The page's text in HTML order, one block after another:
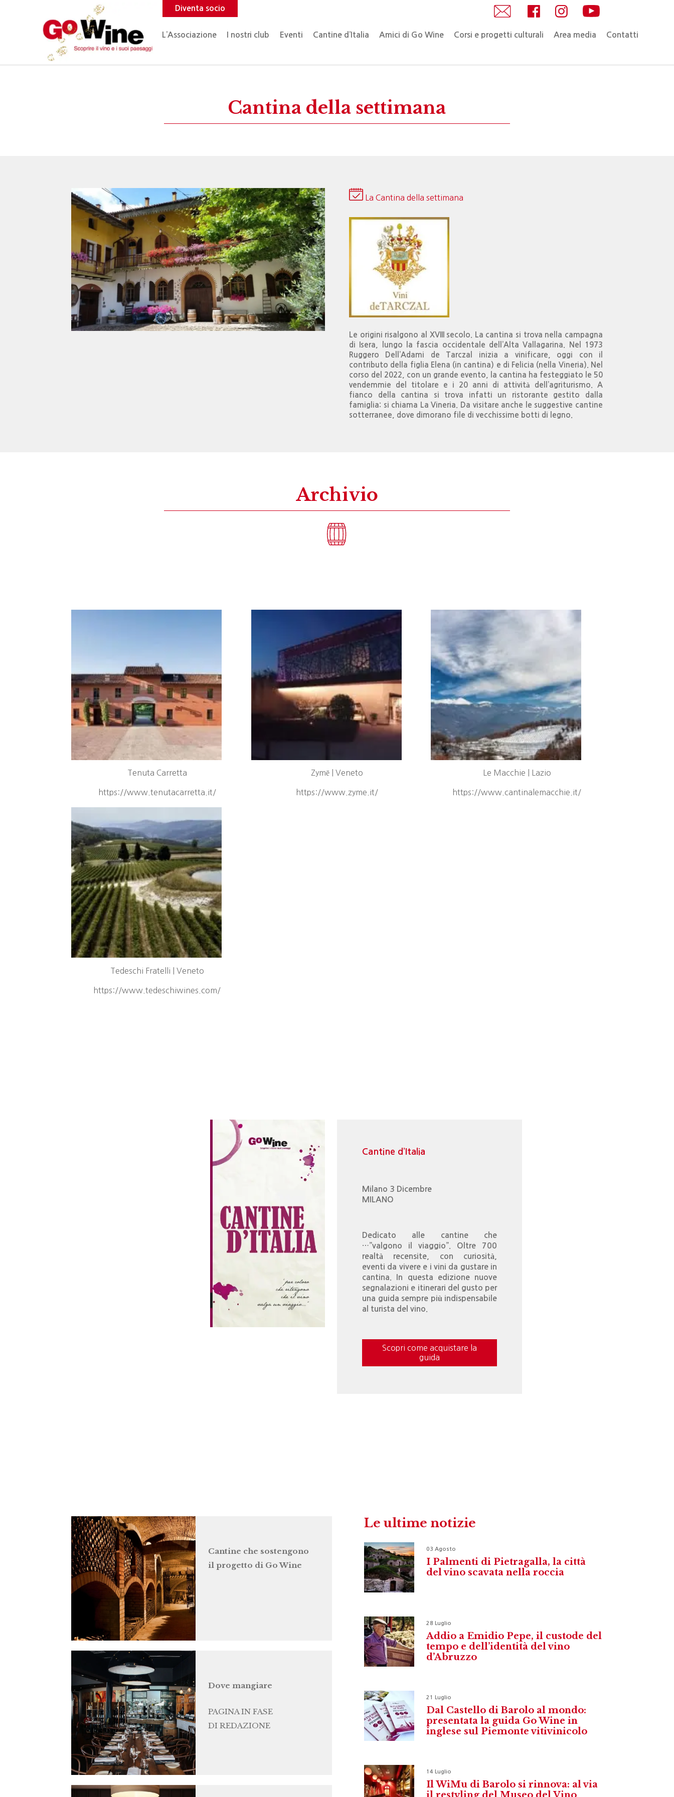
Diventa socio
L’Associazione I nostri club Eventi Cantine d’Italia Amici di Go Wine Corsi e progetti culturali Area media Contatti
Cantina della settimana
La Cantina della settimana
Le origini risalgono al XVIII secolo. La cantina si trova nella campagna
di Isera, lungo la fascia occidentale dell’Alta Vallagarina. Nel 1973
Ruggero Dell’Adami de Tarczal inizia a vinificare, oggi con il
contributo della figlia Elena (in cantina) e di Felicia (nella Vineria). Nel
corso del 2022, con un grande evento, la cantina ha festeggiato le 50
vendemmie del titolare e i 20 anni di attività dell’agriturismo. A
fianco della cantina si trova infatti un ristorante gestito dalla
famiglia: si chiama La Vineria. Da visitare anche le suggestive cantine
sotterranee, dove dimorano file di vecchissime botti di legno.
Archivio
Tenuta Carretta
https://www.tenutacarretta.it/
Zymē | Veneto
https://www.zyme.it/
Le Macchie | Lazio
https://www.cantinalemacchie.it/
Tedeschi Fratelli | Veneto
https://www.tedeschiwines.com/
Cantine d’Italia
Milano 3 Dicembre
MILANO
Dedicato alle cantine che
…”valgono il viaggio”. Oltre 700
realtà recensite, con curiosità,
eventi da vivere e i vini da gustare in
cantina. In questa edizione nuove
segnalazioni e itinerari del gusto per
una guida sempre più indispensabile
al turista del vino.
Scopri come acquistare la
guida
Cantine che sostengono
il progetto di Go Wine
Dove mangiare
PAGINA IN FASE
DI REDAZIONE
Le ultime notizie
03 Agosto
I Palmenti di Pietragalla, la città
del vino scavata nella roccia
28 Luglio
Addio a Emidio Pepe, il custode del
tempo e dell’identità del vino
d’Abruzzo
21 Luglio
Dal Castello di Barolo al mondo:
presentata la guida Go Wine in
inglese sul Piemonte vitivinicolo
14 Luglio
Il WiMu di Barolo si rinnova: al via